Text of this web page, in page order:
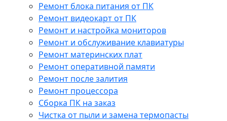
Ремонт блока питания от ПК
Ремонт видеокарт от ПК
Ремонт и настройка мониторов
Ремонт и обслуживание клавиатуры
Ремонт материнских плат
Ремонт оперативной памяти
Ремонт после залития
Ремонт процессора
Сборка ПК на заказ
Чистка от пыли и замена термопасты